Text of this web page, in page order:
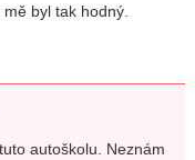
byl tak hodný.
autoškolu. Neznám